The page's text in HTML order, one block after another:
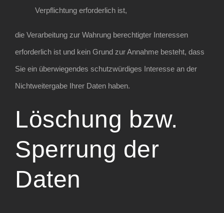
Verpflichtung erforderlich ist,
die Verarbeitung zur Wahrung berechtigter Interessen
erforderlich ist und kein Grund zur Annahme besteht, dass
Sie ein überwiegendes schutzwürdiges Interesse an der
Nichtweitergabe Ihrer Daten haben.
Löschung bzw.
Sperrung der
Daten